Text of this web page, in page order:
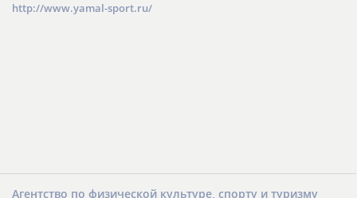
http://www.yamal-sport.ru/
Агентство по физической культуре, спорту и туризму